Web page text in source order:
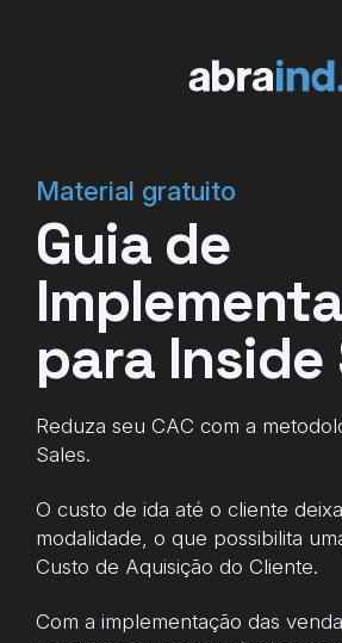
Material gratuito
Guia de
para Inside
Reduza seu CAC com a
Sales.
O custo de ida até o cliente
modalidade, o que possibilita
Custo de Aquisição do Cliente.
Com a implementação das